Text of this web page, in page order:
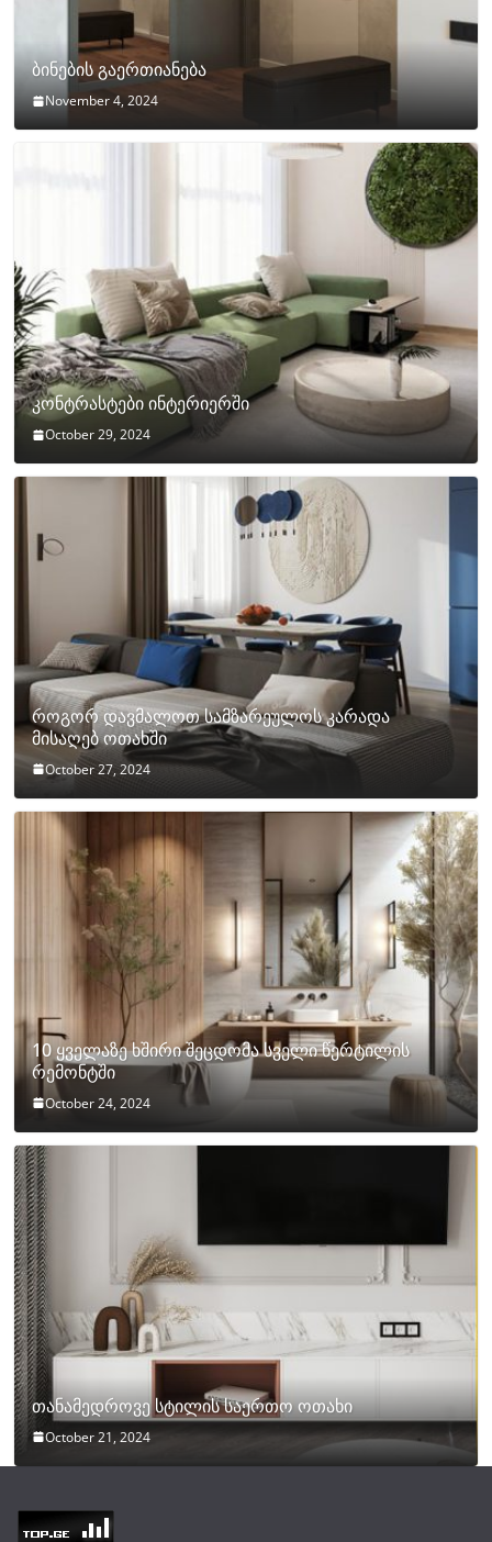
ბინების გაერთიანება
November 4, 2024
კონტრასტები ინტერიერში
October 29, 2024
როგორ დავმალოთ სამზარეულოს კარადა
მისაღებ ოთახში
October 27, 2024
10 ყველაზე ხშირი შეცდომა სველი წერტილის
რემონტში
October 24, 2024
თანამედროვე სტილის საერთო ოთახი
October 21, 2024